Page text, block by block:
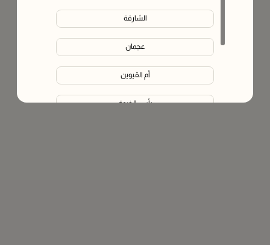
الشارقة
عجمان
أم القيوين
رأس الخيمة